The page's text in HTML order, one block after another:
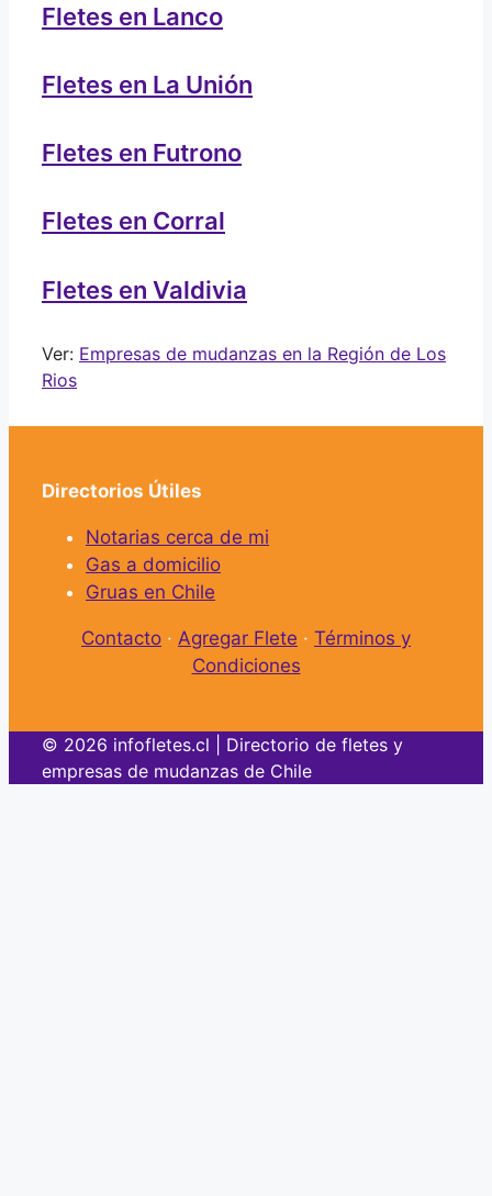
Fletes en Lanco
Fletes en La Unión
Fletes en Futrono
Fletes en Corral
Fletes en Valdivia
Ver: Empresas de mudanzas en la Región de Los
Rios
Directorios Útiles
Notarias cerca de mi
Gas a domicilio
Gruas en Chile
Contacto · Agregar Flete · Términos y
Condiciones
© 2026 infofletes.cl | Directorio de fletes y
empresas de mudanzas de Chile